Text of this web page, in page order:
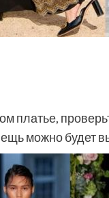
платье,
можно будет